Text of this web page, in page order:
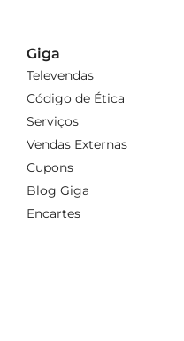
Giga
Televendas
Código de Ética
Serviços
Vendas Externas
Cupons
Blog Giga
Encartes